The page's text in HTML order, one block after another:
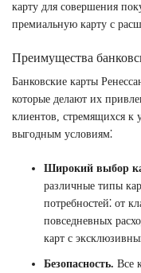
карту для совершения
премиальную карту с
Преимущества
Банковские карты
которые делают их
клиентов, стремящихся к
выгодным условиям⁚
Широкий выбор
различные типы
потребностей⁚ от
повседневных
карт с
Безопасность. Все